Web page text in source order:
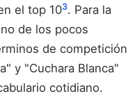
el top 103. Para la
de los pocos
de competición
y "Cuchara Blanca"
cotidiano.